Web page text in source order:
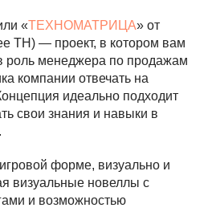
«ТЕХНОМАТРИЦА» от
— проект, в котором вам
роль менеджера по продажам
компании отвечать на
идеально подходит
свои знания и навыки в
форме, визуально и
визуальные новеллы с
и возможностью